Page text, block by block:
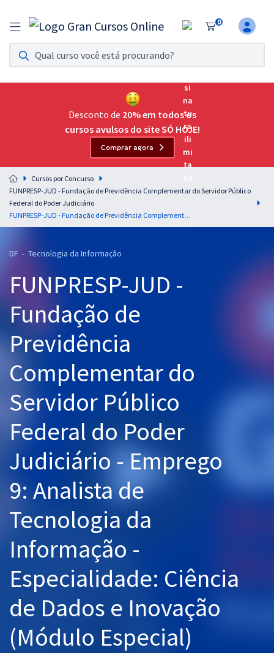
0
Assinatura Ilimitada 11
Acesso a todos os cursos. Teste grátis por 7 dias!
Assinatura OAB Até Passar
Acesso ilimitado a toda preparação para o Exame da
Residências Multiprofissionais
Preparação completa e intensiva para as principais
residências em saúde do Brasil
Concursos
Pós
Graduação
OAB
Mentorias
Questões grátis
Conteúdo gratuito
Desconto de 20% em todos os
cursos avulsos do site SÓ HOJE!
Comprar agora
Cursos por Concurso
FUNPRESP-JUD - Fundação de Previdência Complementar do Servidor Público
Federal do Poder Judiciário
FUNPRESP-JUD - Fundação de Previdência Complementar do Servidor Público Federal do Poder Judiciário - Emprego 9: Analista de Tecnologia da Informação - Especialidade: Ciência de Dados e Inovação (Módulo Especial)
DF - Tecnologia da Informação
FUNPRESP-JUD -
Fundação de
Previdência
Complementar do
Servidor Público
Federal do Poder
Judiciário - Emprego
9: Analista de
Tecnologia da
Informação -
Especialidade: Ciência
de Dados e Inovação
(Módulo Especial)